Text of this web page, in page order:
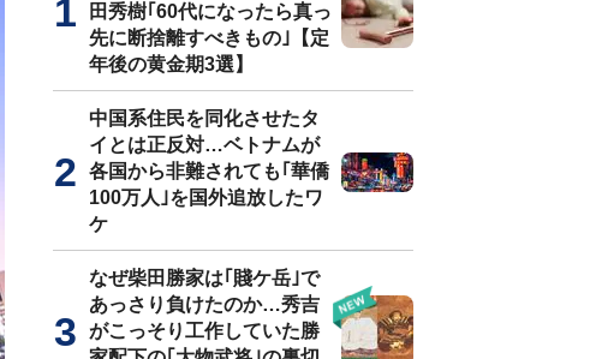
田秀樹｢60代になったら真っ
先に断捨離すべきもの｣【定
年後の黄金期3選】
中国系住民を同化させたタ
イとは正反対…ベトナムが
各国から非難されても｢華僑
100万人｣を国外追放したワ
ケ
なぜ柴田勝家は｢賤ケ岳｣で
あっさり負けたのか…秀吉
がこっそり工作していた勝